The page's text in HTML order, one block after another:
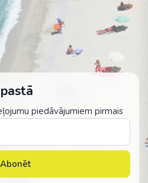
piedāvājumiem pirmais
Abonēt